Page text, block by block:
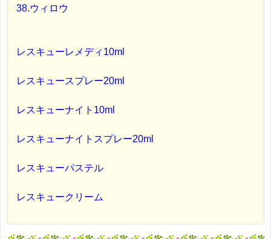
38.ウィロウ
レスキューレメディ10ml
レスキュースプレー20ml
レスキューナイト10ml
レスキューナイトスプレー20ml
レスキューパステル
レスキュークリーム